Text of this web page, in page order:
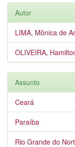
Autor
LIMA, Mônica de
OLIVEIRA,
Assunto
Ceará
Paraíba
Rio Grande do